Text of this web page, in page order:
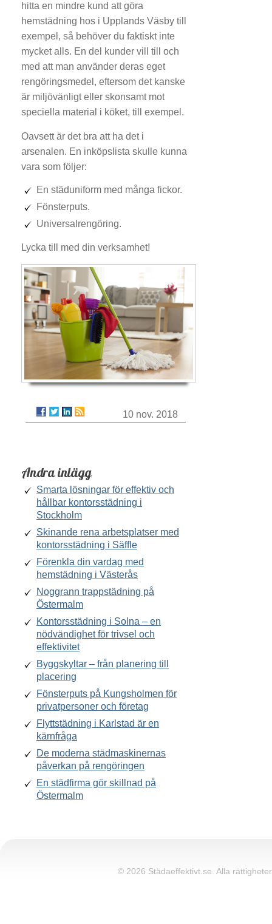
hitta en mindre kund att göra
hemstädning hos i Upplands Väsby till
exempel, så behöver du faktiskt inte
mycket alls. En del kunder vill till och
med att man använder deras eget
rengöringsmedel, eftersom det kanske
är miljövänligt eller skonsamt mot
speciella material i köket, till exempel.
Oavsett är det bra att ha det i
arsenalen. En inköpslista skulle kunna
vara som följer:
En städuniform med många fickor.
Fönsterputs.
Universalrengöring.
Lycka till med din verksamhet!
10 nov. 2018
Andra inlägg
Smarta lösningar för effektiv och
hållbar kontorsstädning i
Stockholm
Skinande rena arbetsplatser med
kontorsstädning i Säffle
Förenkla din vardag med
hemstädning i Västerås
Noggrann trappstädning på
Östermalm
Kontorsstädning i Solna – en
nödvändighet för trivsel och
effektivitet
Byggskyltar – från planering till
placering
Fönsterputs på Kungsholmen för
privatpersoner och företag
Flyttstädning i Karlstad är en
kärnfråga
De moderna städmaskinernas
påverkan på rengöringen
En städfirma gör skillnad på
Östermalm
© 2026 Städaeffektivt.se. Alla